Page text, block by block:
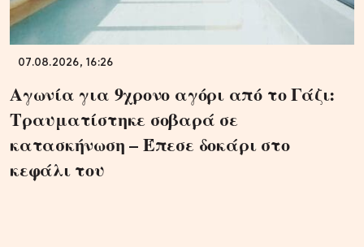
07.08.2026, 16:26
Αγωνία για 9χρονο αγόρι από το Γάζι:
Τραυματίστηκε σοβαρά σε
κατασκήνωση – Έπεσε δοκάρι στο
κεφάλι του